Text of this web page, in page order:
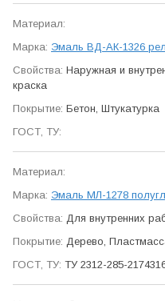
Эмаль ВД-АК-1326
Наружная и
краска
Бетон, Штукатурка
Эмаль МЛ-1278
Для внутренних
Дерево,
ТУ 2312-285-